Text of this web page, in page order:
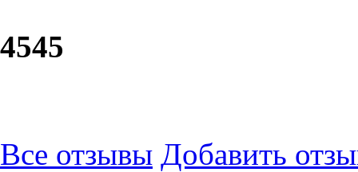
4545
Все отзывы Добавить